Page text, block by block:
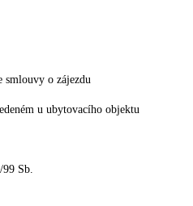
smlouvy o zájezdu
u ubytovacího objektu
Sb.